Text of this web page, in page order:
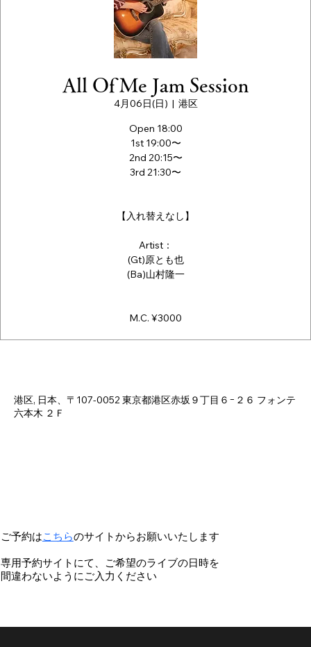
ご予約はこちらのサイトからお願いいたします
専用予約サイトにて、ご希望のライブの日時を
間違わないようにご入力ください
All Of Me Jam Session
4月06日(日)
  |
港区
Open 18:00
1st 19:00〜
2nd 20:15〜
3rd 21:30〜
【入れ替えなし】
Artist：
(Gt)原とも也
(Ba)山村隆一
M.C. ¥3000
港区, 日本、〒107-0052 東京都港区赤坂９丁目６−２６ フォンテ
六本木 ２Ｆ